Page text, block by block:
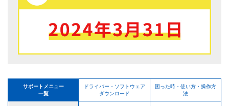
サポートメニュー
一覧
ドライバー・ソフトウェア
ダウンロード
困った時・使い方・操作方
法